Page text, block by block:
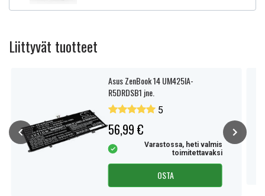
Liittyvät tuotteet
Asus ZenBook 14 UM425IA-
R5DRDSB1 jne.
5
56,99 €
Varastossa, heti valmis
toimitettavaksi
OSTA